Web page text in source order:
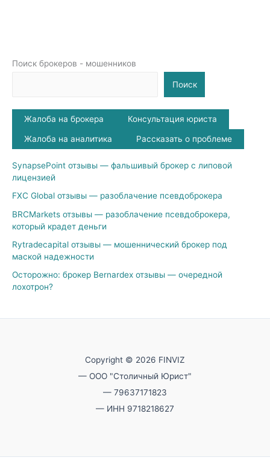
Поиск брокеров - мошенников
Поиск
Жалоба на брокера Консультация юриста
Жалоба на аналитика Рассказать о проблеме
SynapsePoint отзывы — фальшивый брокер с липовой
лицензией
FXC Global отзывы — разоблачение псевдоброкера
BRCMarkets отзывы — разоблачение псевдоброкера,
который крадет деньги
Rytradecapital отзывы — мошеннический брокер под
маской надежности
Осторожно: брокер Bernardex отзывы — очередной
лохотрон?
Copyright © 2026 FINVIZ
— ООО "Столичный Юрист"
— 79637171823
— ИНН 9718218627